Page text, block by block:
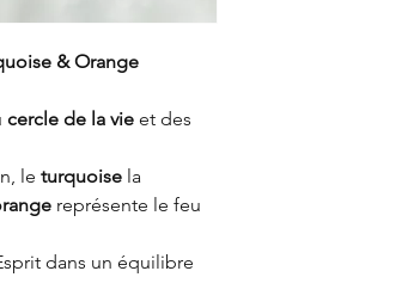
& Orange
cercle de la vie et des
le turquoise la
représente le feu
dans un équilibre